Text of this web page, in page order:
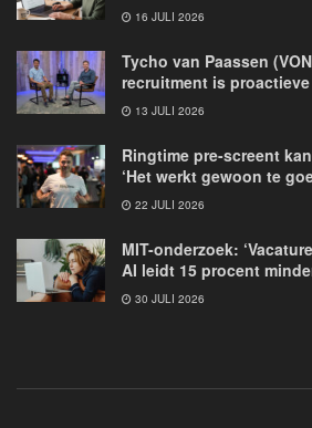
16 JULI 2026
Tycho van Paassen
recruitment is proactieve
13 JULI 2026
Ringtime pre-screent
‘Het werkt gewoon te
22 JULI 2026
MIT-onderzoek:
AI leidt 15 procent
30 JULI 2026